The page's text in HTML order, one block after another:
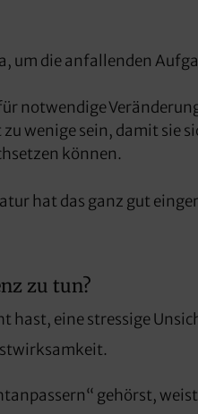
um die anfallenden
notwendige
wenige sein, damit sie
können.
hat das ganz gut
zu tun?
hast, eine stressige
gehörst,